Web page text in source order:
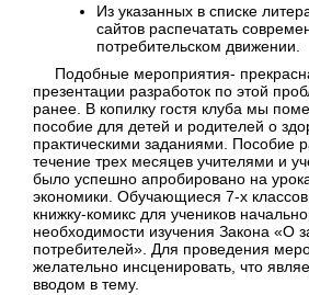
Из указанных в списке
сайтов распечатать
потребительском движении.
Подобные мероприятия-
презентации разработок по этой
ранее. В копилку гостя клуба мы
пособие для детей и родителей о
практическими заданиями. Пособие
течение трех месяцев учителями и
было успешно апробировано на
экономики. Обучающиеся 7-х
книжку-комикс для учеников
необходимости изучения Закона «О
потребителей». Для проведения
желательно инсценировать, что
вводом в тему.